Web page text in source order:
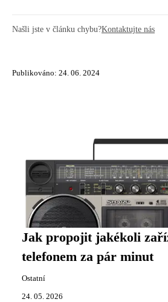
Našli jste v článku chybu?Kontaktujte nás
Publikováno: 24. 06. 2024
Jak propojit jakékoli
telefonem za pár minut
Ostatní
24. 05. 2026